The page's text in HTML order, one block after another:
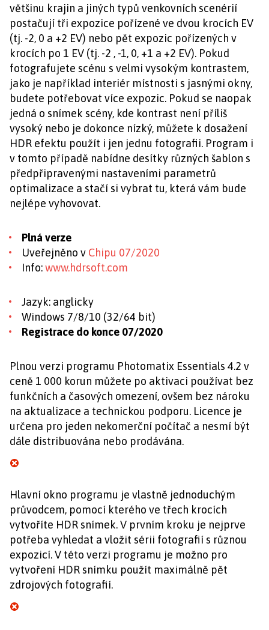
většinu krajin a jiných typů venkovních scenérií
postačují tři expozice pořízené ve dvou krocích EV
(tj. -2, 0 a +2 EV) nebo pět expozic pořízených v
krocích po 1 EV (tj. -2 , -1, 0, +1 a +2 EV). Pokud
fotografujete scénu s velmi vysokým kontrastem,
jako je například interiér místnosti s jasnými okny,
budete potřebovat více expozic. Pokud se naopak
jedná o snímek scény, kde kontrast není příliš
vysoký nebo je dokonce nízký, můžete k dosažení
HDR efektu použít i jen jednu fotografii. Program i
v tomto případě nabídne desítky různých šablon s
předpřipravenými nastaveními parametrů
optimalizace a stačí si vybrat tu, která vám bude
nejlépe vyhovovat.
Plná verze
Uveřejněno v Chipu 07/2020
Info:www.hdrsoft.com
Jazyk: anglicky
Windows 7/8/10 (32/64 bit)
Registrace do konce 07/2020
Plnou verzi programu Photomatix Essentials 4.2 v
ceně 1 000 korun můžete po aktivaci používat bez
funkčních a časových omezení, ovšem bez nároku
na aktualizace a technickou podporu. Licence je
určena pro jeden nekomerční počítač a nesmí být
dále distribuována nebo prodávána.
Hlavní okno programu je vlastně jednoduchým
průvodcem, pomocí kterého ve třech krocích
vytvoříte HDR snímek. V prvním kroku je nejprve
potřeba vyhledat a vložit sérii fotografií s různou
expozicí. V této verzi programu je možno pro
vytvoření HDR snímku použít maximálně pět
zdrojových fotografií.